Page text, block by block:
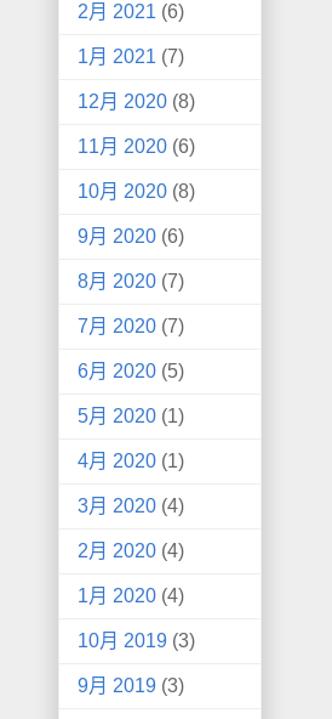
2月 2021 (6)
1月 2021 (7)
12月 2020 (8)
11月 2020 (6)
10月 2020 (8)
9月 2020 (6)
8月 2020 (7)
7月 2020 (7)
6月 2020 (5)
5月 2020 (1)
4月 2020 (1)
3月 2020 (4)
2月 2020 (4)
1月 2020 (4)
10月 2019 (3)
9月 2019 (3)